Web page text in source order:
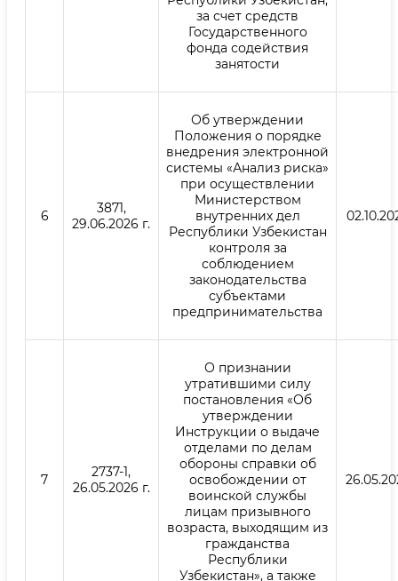
за счет средств
Государственного
фонда содействия
занятости
6
3871,
29.06.2026 г.
Об утверждении
Положения о порядке
внедрения электронной
системы «Анализ риска»
при осуществлении
Министерством
внутренних дел
Республики Узбекистан
контроля за
соблюдением
законодательства
субъектами
предпринимательства
7
2737-1,
26.05.2026 г.
О признании
утратившими силу
постановления «Об
утверждении
Инструкции о ‎выдаче
отделами по делам
обороны справки об
освобождении от
воинской службы
лицам призывного
возраста, выходящим из
гражданства
Республики
Узбекистан», а также